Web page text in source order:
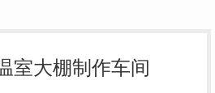
室大棚制作车间